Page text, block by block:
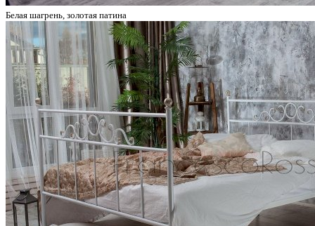
Белая шагрень, золотая патина